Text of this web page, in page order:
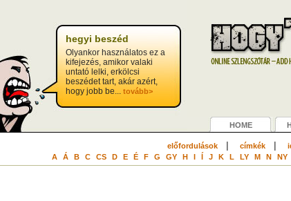
hegyi beszéd
Olyankor használatos ez a
kifejezés, amikor valaki
untató lelki, erkölcsi
beszédet tart, akár azért,
hogy jobb be... tovább>
HOME
előfordulások| címkék|
A
Á B C CS D E É F G GY H I Í J K L LY M N NY